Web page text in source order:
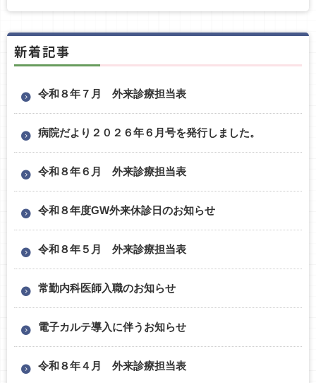
新着記事
令和８年７月 外来診療担当表
病院だより２０２６年６月号を発行しました。
令和８年６月 外来診療担当表
令和８年度GW外来休診日のお知らせ
令和８年５月 外来診療担当表
常勤内科医師入職のお知らせ
電子カルテ導入に伴うお知らせ
令和８年４月 外来診療担当表